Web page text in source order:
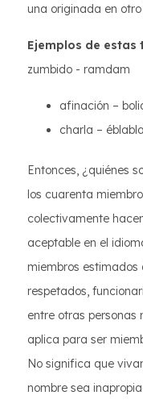
una originada en
Ejemplos de estas
zumbido - ramdam
afinación –
charla – éblabla
Entonces, ¿quiénes
los cuarenta
colectivamente
aceptable en el
miembros
respetados,
entre otras personas
aplica para ser
No significa que
nombre sea